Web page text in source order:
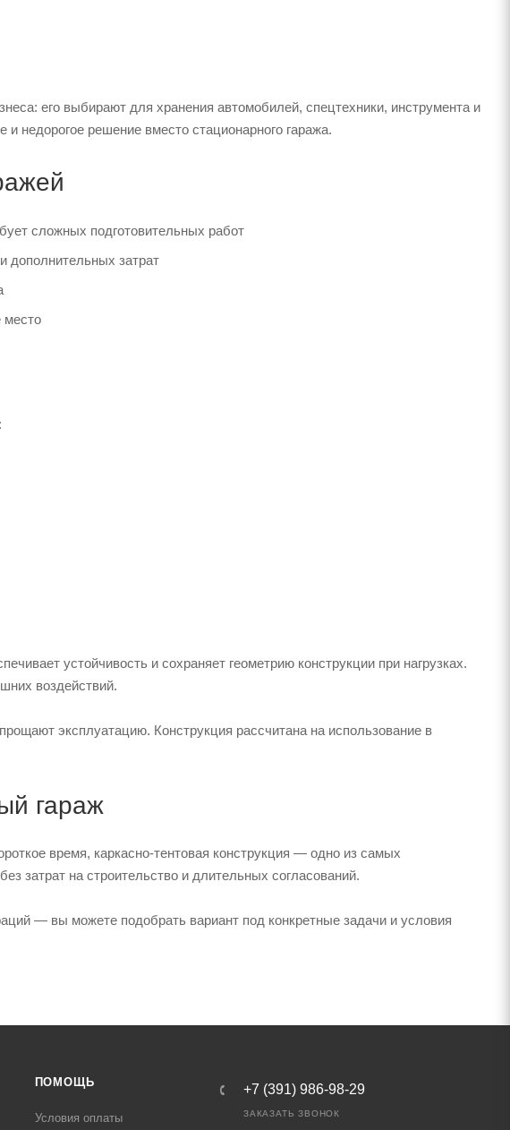
его выбирают для хранения автомобилей, спецтехники, инструмента и
недорогое решение вместо стационарного гаража.
сложных подготовительных работ
дополнительных затрат
место
устойчивость и сохраняет геометрию конструкции при нагрузках.
воздействий.
эксплуатацию. Конструкция рассчитана на использование в
гараж
время, каркасно-тентовая конструкция — одно из самых
затрат на строительство и длительных согласований.
— вы можете подобрать вариант под конкретные задачи и условия
ПОМОЩЬ
Условия оплаты
+7 (391) 986-98-29
ЗАКАЗАТЬ ЗВОНОК